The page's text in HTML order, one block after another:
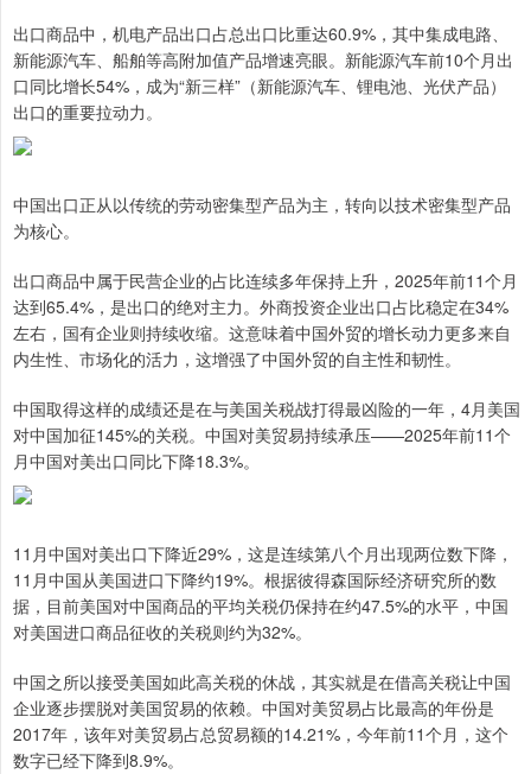
出口商品中，机电产品出口占总出口比重达60.9%，其中集成电路、
新能源汽车、船舶等高附加值产品增速亮眼。新能源汽车前10个月出
口同比增长54%，成为“新三样”（新能源汽车、锂电池、光伏产品）
出口的重要拉动力。
中国出口正从以传统的劳动密集型产品为主，转向以技术密集型产品
为核心。
出口商品中属于民营企业的占比连续多年保持上升，2025年前11个月
达到65.4%，是出口的绝对主力。外商投资企业出口占比稳定在34%
左右，国有企业则持续收缩。这意味着中国外贸的增长动力更多来自
内生性、市场化的活力，这增强了中国外贸的自主性和韧性。
中国取得这样的成绩还是在与美国关税战打得最凶险的一年，4月美国
对中国加征145%的关税。中国对美贸易持续承压——2025年前11个
月中国对美出口同比下降18.3%。
11月中国对美出口下降近29%，这是连续第八个月出现两位数下降，
11月中国从美国进口下降约19%。根据彼得森国际经济研究所的数
据，目前美国对中国商品的平均关税仍保持在约47.5%的水平，中国
对美国进口商品征收的关税则约为32%。
中国之所以接受美国如此高关税的休战，其实就是在借高关税让中国
企业逐步摆脱对美国贸易的依赖。中国对美贸易占比最高的年份是
2017年，该年对美贸易占总贸易额的14.21%，今年前11个月，这个
数字已经下降到8.9%。‌‌